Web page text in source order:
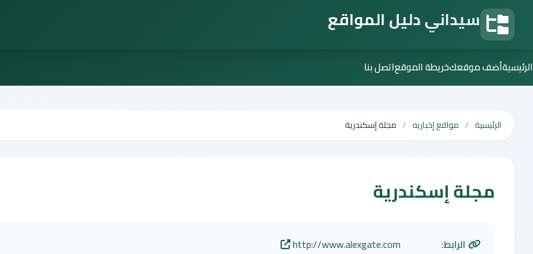
سيداني دليل المواقع
الرئيسيةأضف موقعكخريطة الموقعاتصل بنا
الرئيسية مواقع إخباريه مجلة إسكندرية
مجلة إسكندرية
الرابط:
http://www.alexgate.com